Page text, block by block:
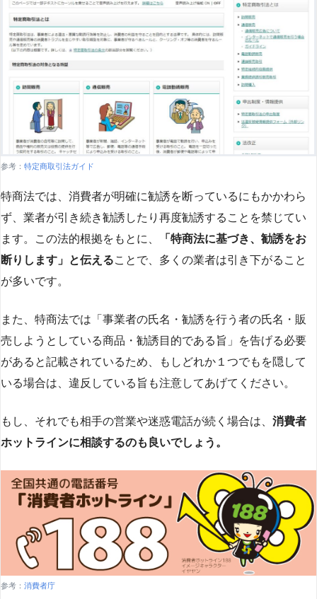
参考： 特定商取引法ガイド
特商法では、消費者が明確に勧誘を断っているにもかかわら
ず、業者が引き続き勧誘したり再度勧誘することを禁じてい
ます。この法的根拠をもとに、
「特商法に基づき、勧誘をお
断りします」と伝えることで、多くの業者は引き下がること
が多いです​​。
また、特商法では「事業者の氏名・勧誘を行う者の氏名・販
売しようとしている商品・勧誘目的である旨」を告げる必要
があると記載されているため、もしどれか１つでもを隠して
いる場合は、違反している旨も注意してあげてください。
もし、それでも相手の営業や迷惑電話が続く場合は、 消費者
ホットラインに相談するのも良いでしょう。
参考： 消費者庁